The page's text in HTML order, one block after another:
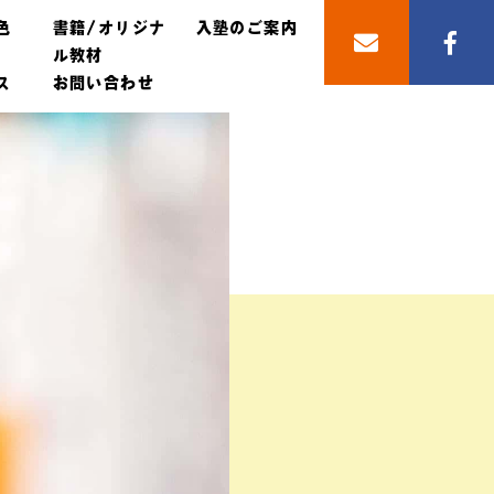
書籍/オリジナ
ル教材
入塾のご案内
お問い合わせ